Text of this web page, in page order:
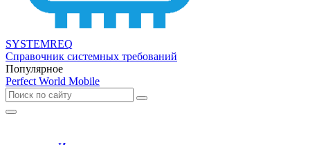
SYSTEMREQ
Справочник системных требований
Популярное
Perfect World Mobile